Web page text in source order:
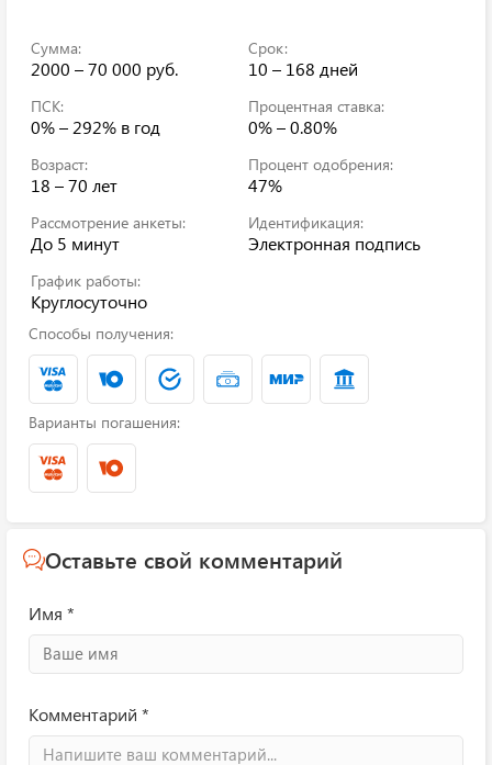
Сумма:
2000 – 70 000 руб.
Срок:
10 – 168 дней
ПСК:
0% – 292% в год
Процентная ставка:
0% – 0.80%
Возраст:
18 – 70 лет
Процент одобрения:
47%
Рассмотрение анкеты:
До 5 минут
Идентификация:
Электронная подпись
График работы:
Круглосуточно
Способы получения:
Варианты погашения:
Оставьте свой комментарий
Имя *
Комментарий *